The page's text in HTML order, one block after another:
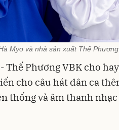
Myo và nhà sản xuất Thế
Thế Phương VBKcho
cho câu hát dân ca
thống và âm thanh